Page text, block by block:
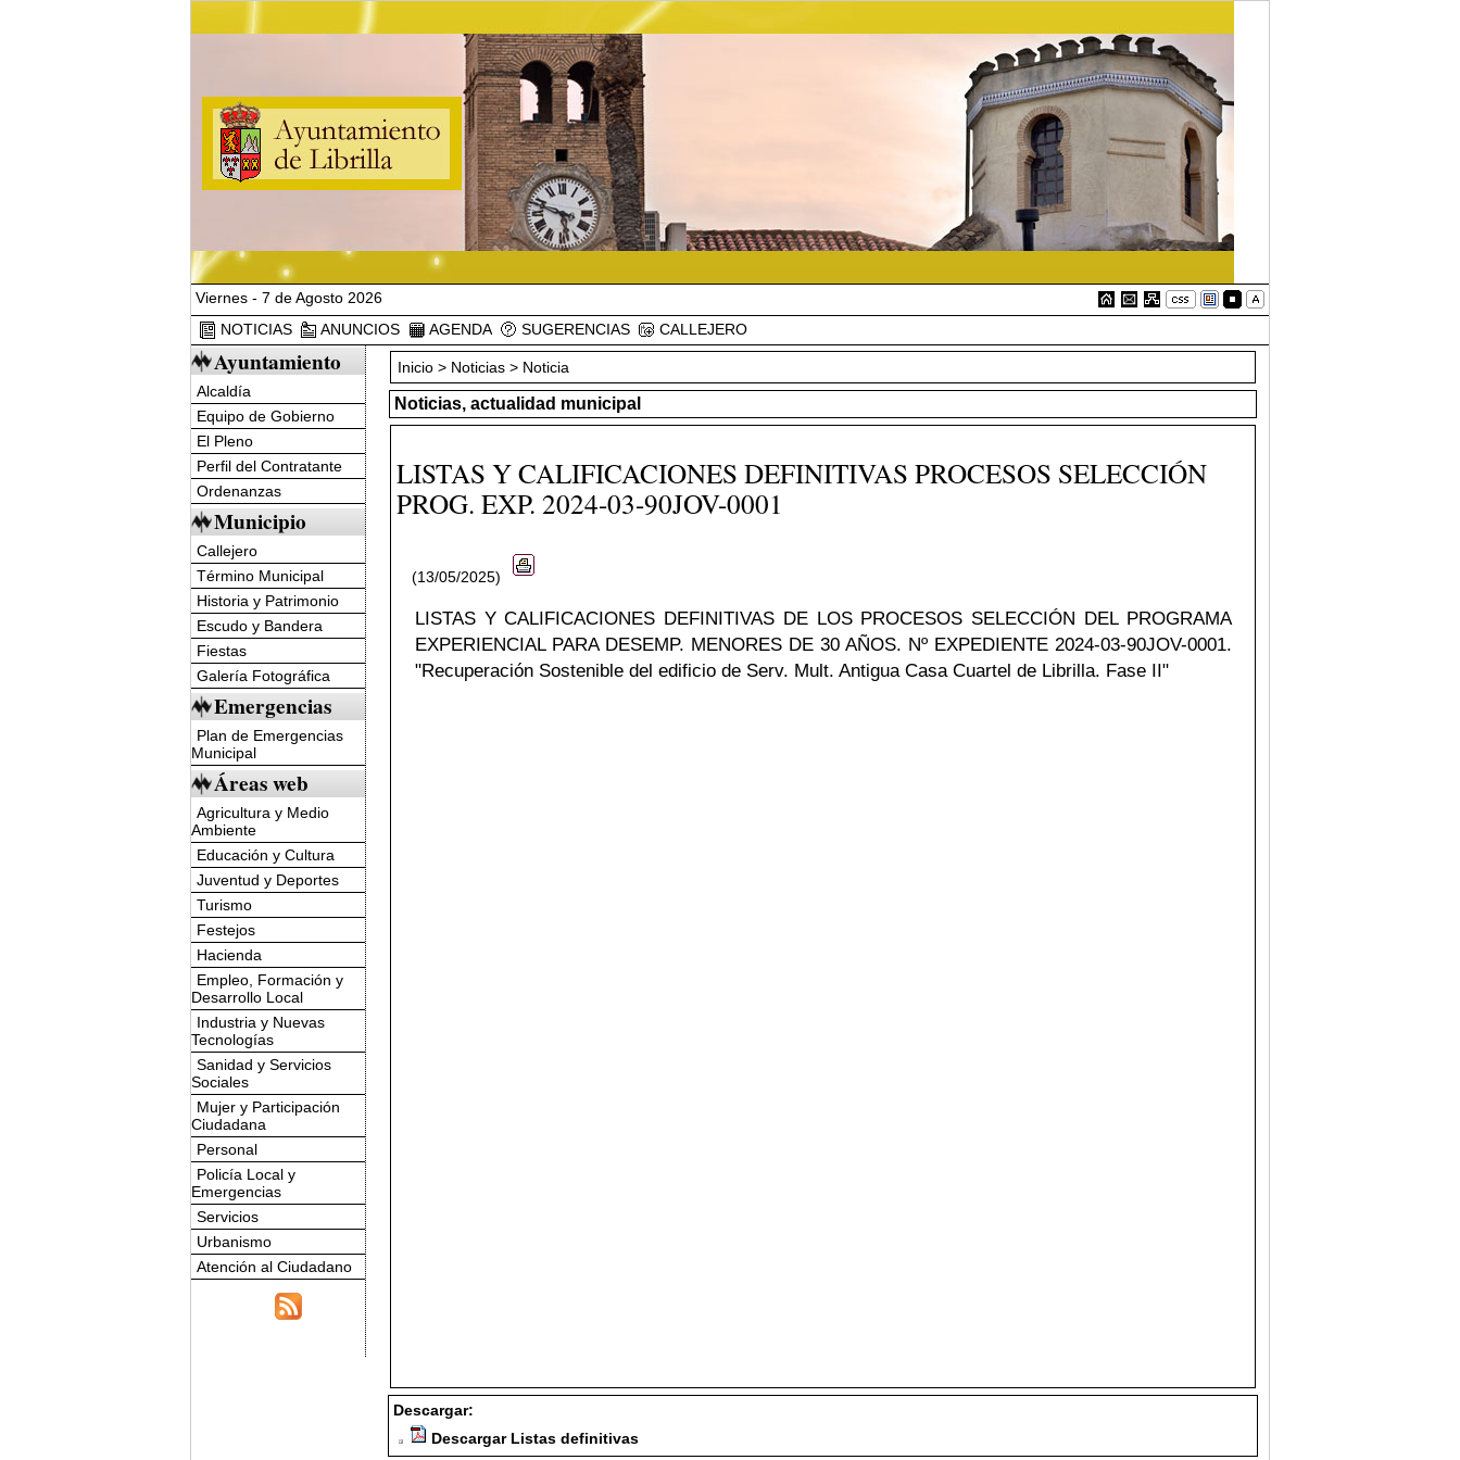
Viernes - 7 de Agosto 2026
NOTICIAS
ANUNCIOS AGENDA SUGERENCIAS CALLEJERO
Ayuntamiento
Alcaldía
Equipo de Gobierno
El Pleno
Perfil del Contratante
Ordenanzas
Municipio
Callejero
Término Municipal
Historia y Patrimonio
Escudo y Bandera
Fiestas
Galería Fotográfica
Emergencias
Plan de Emergencias
Municipal
Áreas web
Agricultura y Medio
Ambiente
Educación y Cultura
Juventud y Deportes
Turismo
Festejos
Hacienda
Empleo, Formación y
Desarrollo Local
Industria y Nuevas
Tecnologías
Sanidad y Servicios
Sociales
Mujer y Participación
Ciudadana
Personal
Policía Local y
Emergencias
Servicios
Urbanismo
Atención al Ciudadano
Inicio> Noticias > Noticia
Noticias, actualidad municipal
LISTAS Y CALIFICACIONES DEFINITIVAS PROCESOS SELECCIÓN
PROG. EXP. 2024-03-90JOV-0001
(13/05/2025)
LISTAS Y CALIFICACIONES DEFINITIVAS DE LOS PROCESOS SELECCIÓN DEL PROGRAMA
EXPERIENCIAL PARA DESEMP. MENORES DE 30 AÑOS. Nº EXPEDIENTE 2024-03-90JOV-0001.
"Recuperación Sostenible del edificio de Serv. Mult. Antigua Casa Cuartel de Librilla. Fase II"
Descargar:
Descargar Listas definitivas